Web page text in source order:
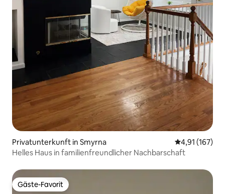
Privatunterkunft in Smyrna
4,91 (167)
Helles Haus in familienfreundlicher Nachbarschaft
Gäste-Favorit
Gäste-Favorit